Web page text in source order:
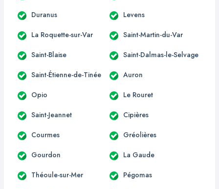
Duranus Levens
La Roquette-sur-Var Saint-Martin-du-Var
Saint-Blaise Saint-Dalmas-le-Selvage
Saint-Étienne-de-Tinée Auron
Opio Le Rouret
Saint-Jeannet Cipières
Courmes Gréolières
Gourdon La Gaude
Théoule-sur-Mer Pégomas